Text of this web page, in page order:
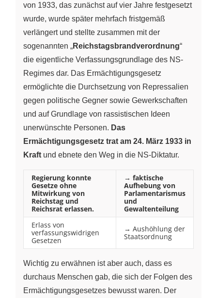
von 1933, das zunächst auf vier Jahre festgesetzt
wurde, wurde später mehrfach fristgemäß
verlängert und stellte zusammen mit der
sogenannten „Reichstagsbrandverordnung“
die eigentliche Verfassungsgrundlage des NS-
Regimes dar. Das Ermächtigungsgesetz
ermöglichte die Durchsetzung von Repressalien
gegen politische Gegner sowie Gewerkschaften
und auf Grundlage von rassistischen Ideen
unerwünschte Personen. Das
Ermächtigungsgesetz trat am 24. März 1933 in
Kraft und ebnete den Weg in die NS-Diktatur.
Regierung konnte
Gesetze ohne
Mitwirkung von
Reichstag und
Reichsrat erlassen.
→ faktische
Aufhebung von
Parlamentarismus
und
Gewaltenteilung
Erlass von
verfassungswidrigen
Gesetzen
→ Aushöhlung der
Staatsordnung
Wichtig zu erwähnen ist aber auch, dass es
durchaus Menschen gab, die sich der Folgen des
Ermächtigungsgesetzes bewusst waren. Der